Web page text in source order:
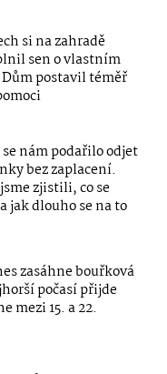
si na zahradě
sen o vlastním
postavil téměř
nám podařilo odjet
bez zaplacení.
zjistili, co se
jak dlouho se na to
zasáhne bouřková
počasí přijde
mezi 15. a 22.